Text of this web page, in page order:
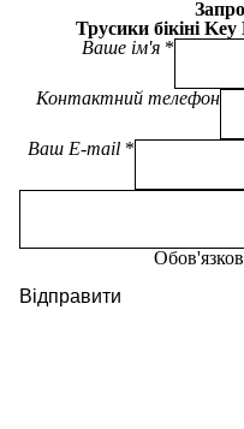
Трусики бікіні
Ваше ім'я
Контактний телефон
Ваш E-mail
Відправити